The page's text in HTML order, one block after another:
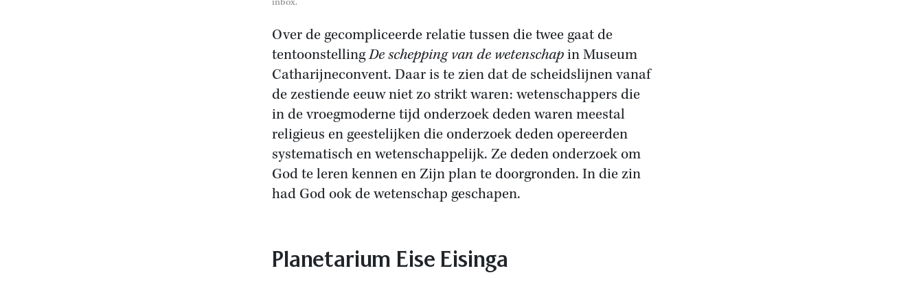
inbox.
Over de gecompliceerde relatie tussen die twee gaat de
tentoonstellingDe schepping van de wetenschapin Museum
Catharijneconvent. Daar is te zien dat de scheidslijnen vanaf
de zestiende eeuw niet zo strikt waren: wetenschappers die
in de vroegmoderne tijd onderzoek deden waren meestal
religieus en geestelijken die onderzoek deden opereerden
systematisch en wetenschappelijk. Ze deden onderzoek om
God te leren kennen en Zijn plan te doorgronden. In die zin
had God ook de wetenschap geschapen.
Planetarium Eise Eisinga